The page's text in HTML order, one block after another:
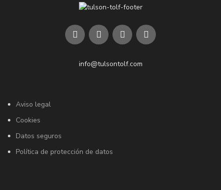
info@tulsontolf.com
Aviso legal
Cookies
Datos seguros
Política de protección de datos